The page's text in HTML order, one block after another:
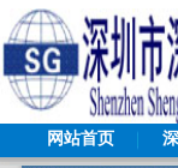
网站首页